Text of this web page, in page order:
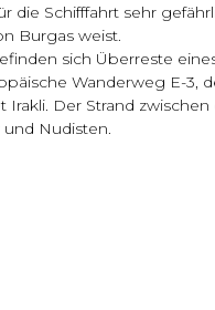
die Schifffahrt sehr
Burgas weist.
sich Überreste
Wanderweg E-3,
Irakli. Der Strand
Nudisten.